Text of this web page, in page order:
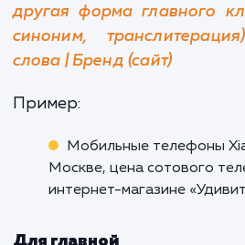
Использование
$, @) или смайлов
Тут нужно
ТОПа и
Особенности